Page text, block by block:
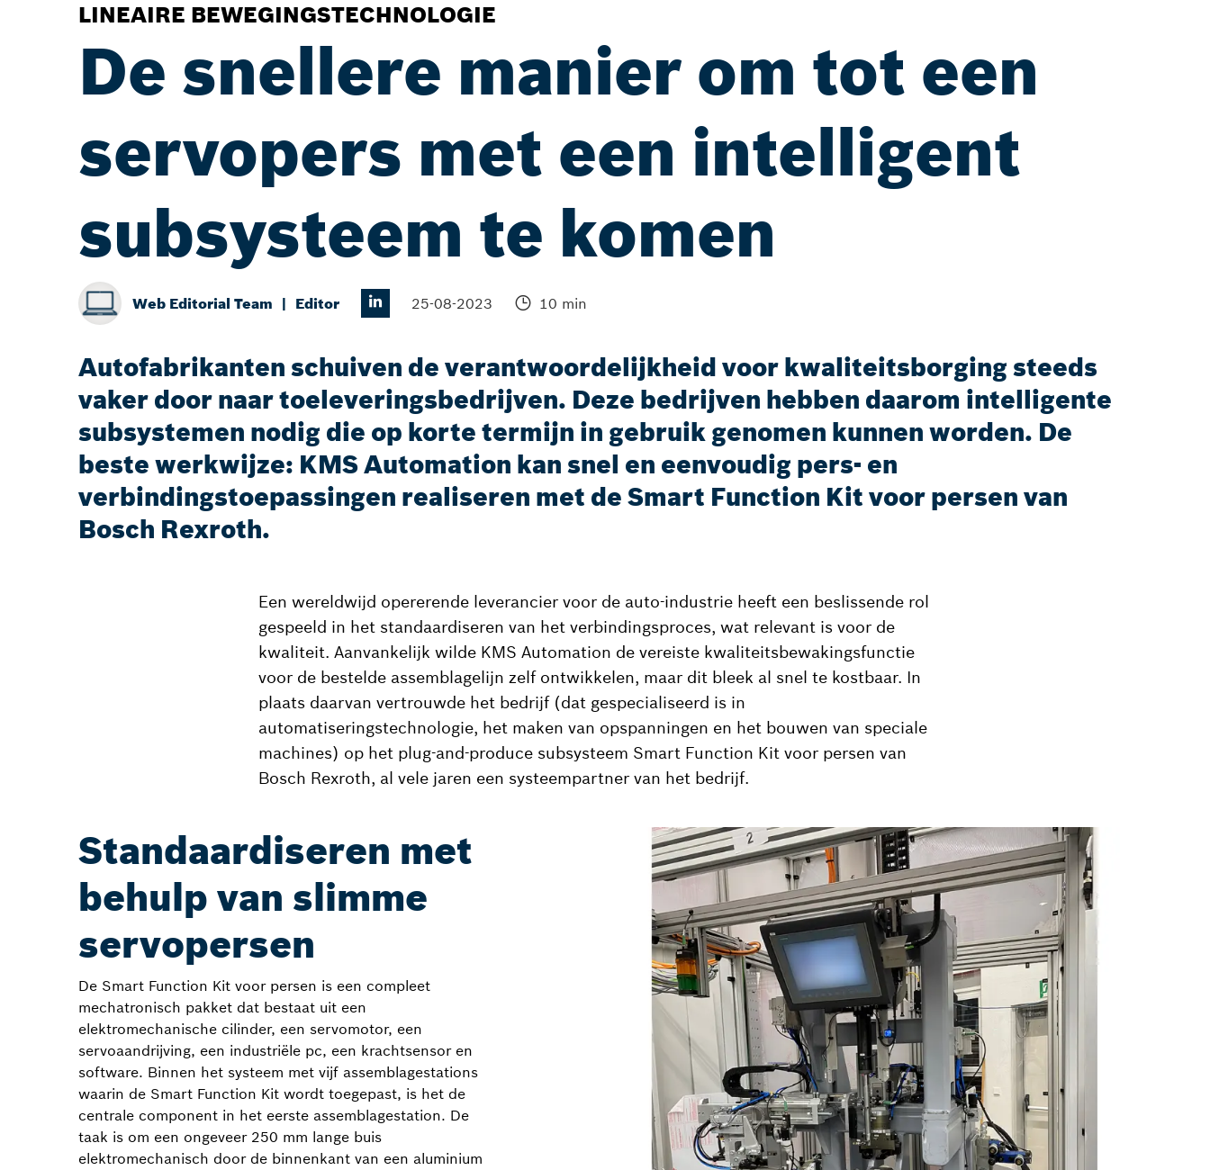
LINEAIRE BEWEGINGSTECHNOLOGIE
De snellere manier om tot een
servopers met een intelligent
subsysteem te komen
Web Editorial Team Editor 25-08-2023 10 min
Autofabrikanten schuiven de verantwoordelijkheid voor kwaliteitsborging steeds
vaker door naar toeleveringsbedrijven. Deze bedrijven hebben daarom intelligente
subsystemen nodig die op korte termijn in gebruik genomen kunnen worden. De
beste werkwijze: KMS Automation kan snel en eenvoudig pers- en
verbindingstoepassingen realiseren met de Smart Function Kit voor persen van
Bosch Rexroth.
Een wereldwijd opererende leverancier voor de auto-industrie heeft een beslissende rol
gespeeld in het standaardiseren van het verbindingsproces, wat relevant is voor de
kwaliteit. Aanvankelijk wilde KMS Automation de vereiste kwaliteitsbewakingsfunctie
voor de bestelde assemblagelijn zelf ontwikkelen, maar dit bleek al snel te kostbaar. In
plaats daarvan vertrouwde het bedrijf (dat gespecialiseerd is in
automatiseringstechnologie, het maken van opspanningen en het bouwen van speciale
machines) op het plug-and-produce subsysteem Smart Function Kit voor persen van
Bosch Rexroth, al vele jaren een systeempartner van het bedrijf.
Standaardiseren met
behulp van slimme
servopersen
De Smart Function Kit voor persen is een compleet
mechatronisch pakket dat bestaat uit een
elektromechanische cilinder, een servomotor, een
servoaandrijving, een industriële pc, een krachtsensor en
software. Binnen het systeem met vijf assemblagestations
waarin de Smart Function Kit wordt toegepast, is het de
centrale component in het eerste assemblagestation. De
taak is om een ongeveer 250 mm lange buis
elektromechanisch door de binnenkant van een aluminium